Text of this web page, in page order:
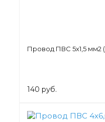
Провод ПВС 5х1,5 мм2
140 руб.